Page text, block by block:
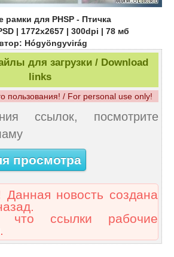
рамки для PHSP - Птичка
| 1772x2657 | 300dpi | 78 мб
Hógyöngyvirág
для загрузки / Download
links
пользования! / For personal use only!
ссылок, посмотрите
просмотра
Данная новость создана
что ссылки рабочие